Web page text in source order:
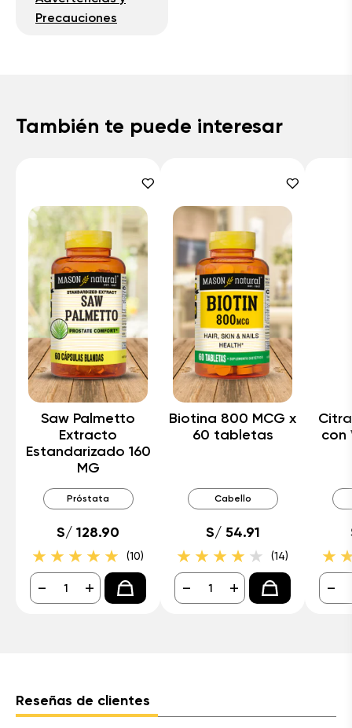
Precauciones
También te puede interesar
Saw Palmetto
Extracto
Estandarizado 160
MG
Próstata
S/ 128.90
(10)
- +
Biotina 800 MCG x
60 tabletas
Cabello
S/ 54.91
(14)
- +
con
-
Reseñas de clientes